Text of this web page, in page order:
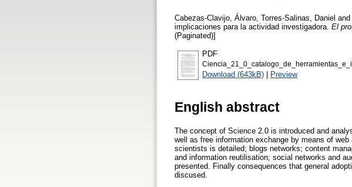
Cabezas-Clavijo, Álvaro Torres-Salinas, Daniel and
implicaciones para la actividad investigadora. El
(Paginated)]
PDF
Download (643kB) | Preview
English abstract
The concept of Science 2.0 is introduced and
well as free information exchange by means of
scientists is detailed; blogs networks; content
and information reutilisation; social networks and
presented. Finally consequences that general
discused.